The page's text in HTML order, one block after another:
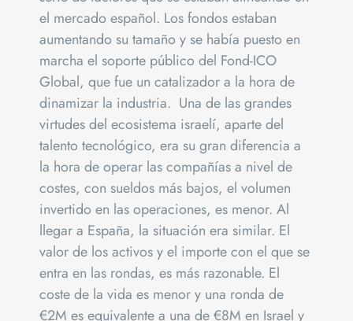
el mercado español. Los fondos estaban
aumentando su tamaño y se había puesto en
marcha el soporte público del Fond-ICO
Global, que fue un catalizador a la hora de
dinamizar la industria. Una de las grandes
virtudes del ecosistema israelí, aparte del
talento tecnológico, era su gran diferencia a
la hora de operar las compañías a nivel de
costes, con sueldos más bajos, el volumen
invertido en las operaciones, es menor. Al
llegar a España, la situación era similar. El
valor de los activos y el importe con el que se
entra en las rondas, es más razonable. El
coste de la vida es menor y una ronda de
€2M es equivalente a una de €8M en Israel y